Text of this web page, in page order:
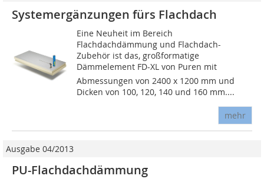
Systemergänzungen fürs Flachdach
Eine Neuheit im Bereich
Flachdachdämmung und Flachdach-
Zubehör ist das, großformatige
Dämmelement FD-XL von Puren mit
Abmessungen von 2400 x 1200 mm und
Dicken von 100, 120, 140 und 160 mm....
mehr
Ausgabe 04/2013
PU-Flachdachdämmung